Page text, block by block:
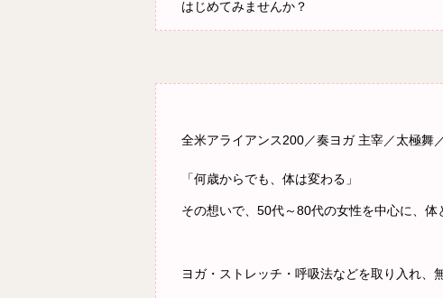
はじめてみませんか？
全米アライアンス200／奏ヨガ 主宰／太極舞
「何歳からでも、体は変わる」
その想いで、50代～80代の女性を中心に、体
ヨガ・ストレッチ・呼吸法などを取り入れ、